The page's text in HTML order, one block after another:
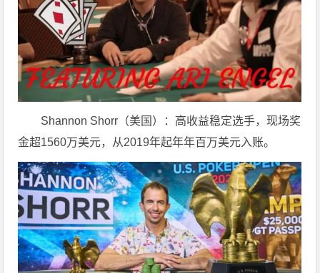
Shannon Shorr（美国）：高收益稳定选手，现场奖
金超1560万美元，从2019年起年年百万美元入账。